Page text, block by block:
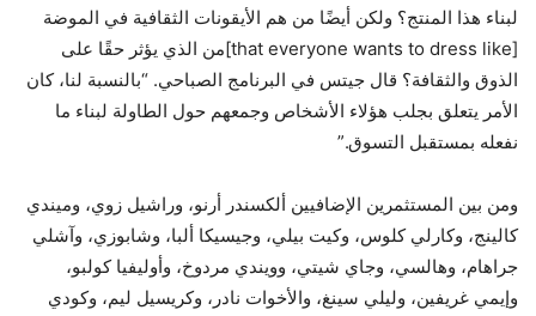
لبناء هذا المنتج؟ ولكن أيضًا من هم الأيقونات الثقافية في الموضة
[that everyone wants to dress like]من الذي يؤثر حقًا على
الذوق والثقافة؟ قال جيتس في البرنامج الصباحي. “بالنسبة لنا، كان
الأمر يتعلق بجلب هؤلاء الأشخاص وجمعهم حول الطاولة لبناء ما
نفعله بمستقبل التسوق.”
ومن بين المستثمرين الإضافيين ألكسندر أرنو، وراشيل زوي، وميندي
كالينج، وكارلي كلوس، وكيت بيلي، وجيسيكا ألبا، وشابوزي، وآشلي
جراهام، وهالسي، وجاي شيتي، وويندي مردوخ، وأوليفيا كولبو،
وإيمي غريفين، وليلي سينغ، والأخوات نادر، وكريسيل ليم، وكودي